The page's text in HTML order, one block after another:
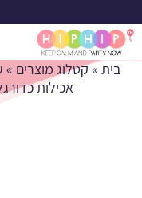
תמונה
בית »קטלוג מוצרים »
אכילות